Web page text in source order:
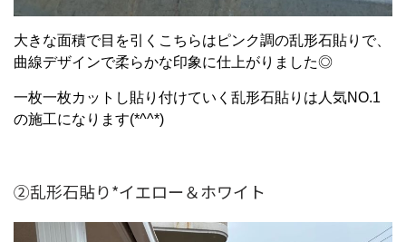
大きな面積で目を引くこちらはピンク調の乱形石貼りで、
曲線デザインで柔らかな印象に仕上がりました◎
一枚一枚カットし貼り付けていく乱形石貼りは人気NO.1
の施工になります(*^^*)
②乱形石貼り*イエロー＆ホワイト